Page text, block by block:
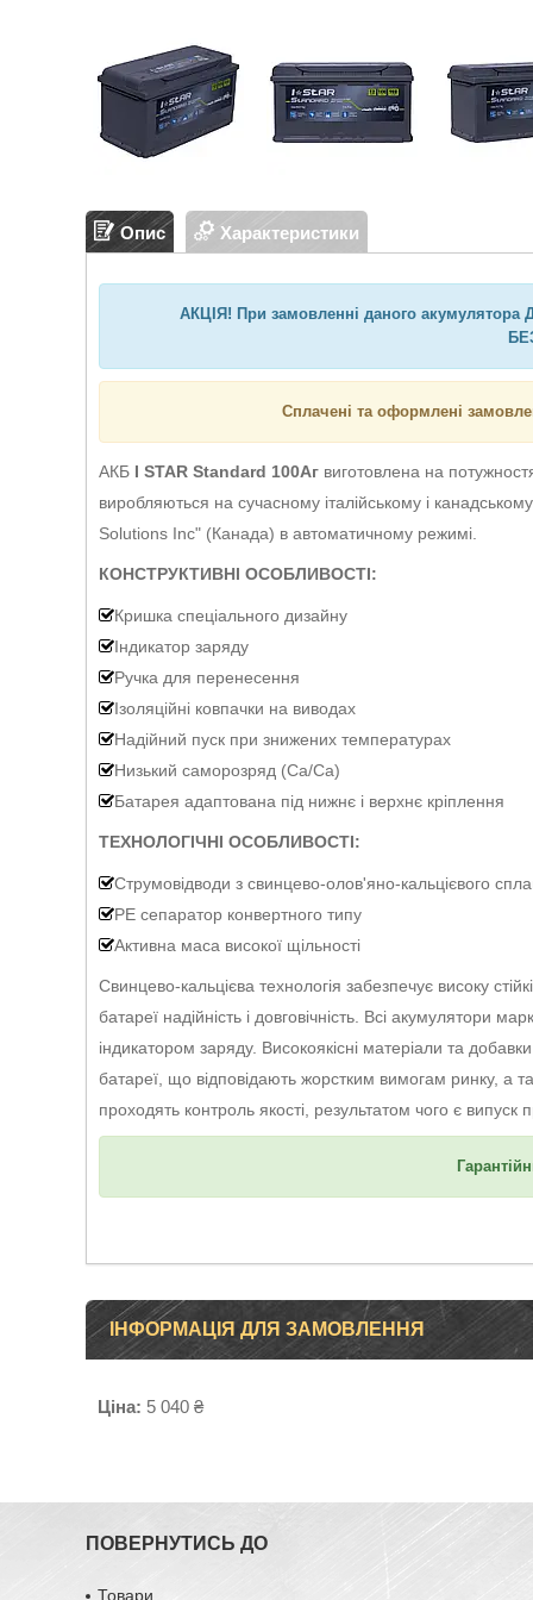
Опис Характеристики
АКЦІЯ! При замовленні даного акумулятора
Сплачені та оформлені
АКБ I STAR Standard 100Аг виготовлена на
виробляються на сучасному італійському і
Solutions Inc" (Канада) в автоматичному режимі.
КОНСТРУКТИВНІ ОСОБЛИВОСТІ:
Кришка спеціального дизайну
Індикатор заряду
Ручка для перенесення
Ізоляційні ковпачки на виводах
Надійний пуск при знижених температурах
Низький саморозряд (Са/Са)
Батарея адаптована під нижнє і верхнє кріплення
ТЕХНОЛОГІЧНІ ОСОБЛИВОСТІ:
Струмовідводи з свинцево-олов'яно-кальцієвого
PE сепаратор конвертного типу
Активна маса високої щільності
Свинцево-кальцієва технологія забезпечує високу
батареї надійність і довговічність. Всі акумулятори
індикатором заряду. Високоякісні матеріали та
батареї, що відповідають жорстким вимогам ринку, а
проходять контроль якості, результатом чого є випуск
ІНФОРМАЦІЯ ДЛЯ ЗАМОВЛЕННЯ
Ціна: 5 040 ₴
ПОВЕРНУТИСЬ ДО
Товари